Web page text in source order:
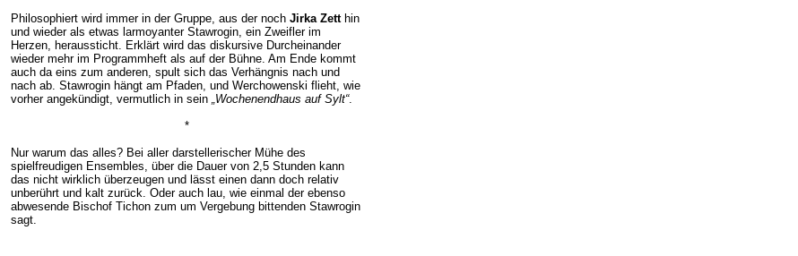
Philosophiert wird immer in der Gruppe, aus der noch Jirka Zetthin
und wieder als etwas larmoyanter Stawrogin, ein Zweifler im
Herzen, heraussticht. Erklärt wird das diskursive Durcheinander
wieder mehr im Programmheft als auf der Bühne. Am Ende kommt
auch da eins zum anderen, spult sich das Verhängnis nach und
nach ab. Stawrogin hängt am Pfaden, und Werchowenski flieht, wie
vorher angekündigt, vermutlich in sein „Wochenendhaus auf Sylt“.
*
Nur warum das alles? Bei aller darstellerischer Mühe des
spielfreudigen Ensembles, über die Dauer von 2,5 Stunden kann
das nicht wirklich überzeugen und lässt einen dann doch relativ
unberührt und kalt zurück. Oder auch lau, wie einmal der ebenso
abwesende Bischof Tichon zum um Vergebung bittenden Stawrogin
sagt.